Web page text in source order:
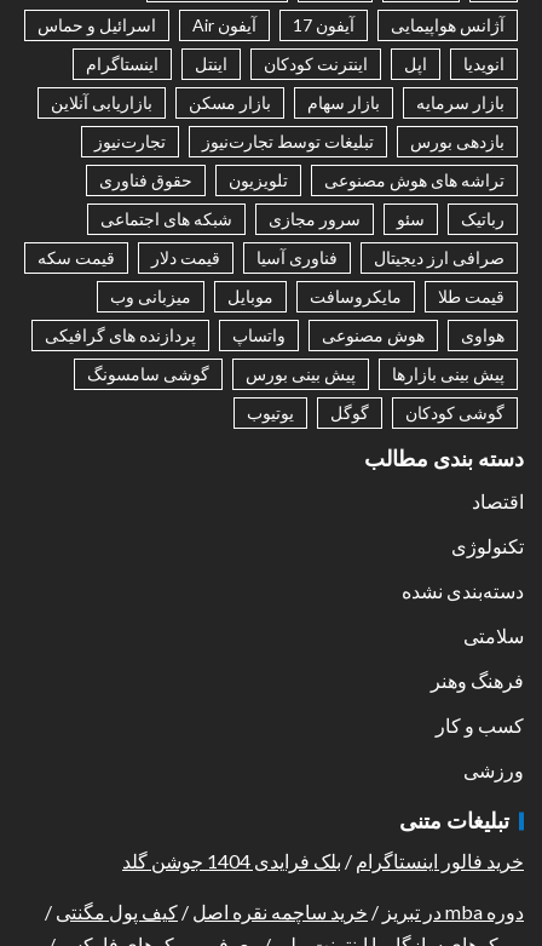
آژانس هواپیمایی
آیفون 17 آیفون Air
اسرائیل و حماس
انویدیا
اپل اینترنت کودکان اینتل
اینستاگرام
بازار سرمایه
بازار سهام بازار مسکن
بازاریابی آنلاین
بازدهی بورس
تبلیغات توسط تجارت‌نیوز
تجارت‌نیوز
تراشه های هوش مصنوعی
تلویزیون
حقوق فناوری
رباتیک
سئو سرور مجازی
شبکه های اجتماعی
صرافی ارز دیجیتال
فناوری آسیا قیمت دلار
قیمت سکه
قیمت طلا
مایکروسافت موبایل
میزبانی وب
هواوی
هوش مصنوعی واتساپ
پردازنده های گرافیکی
پیش بینی بازارها
پیش بینی بورس
گوشی سامسونگ
گوشی کودکان
گوگل یوتیوب
دسته بندی مطالب
اقتصاد
تکنولوژی
دسته‌بندی نشده
سلامتی
فرهنگ وهنر
کسب و کار
ورزشی
تبلیغات متنی
خرید فالور اینستاگرام / بلک فرایدی 1404 جوشن گلد
دوره mba در تبریز / خرید ساچمه نقره اصل / کیف پول مگنتی /